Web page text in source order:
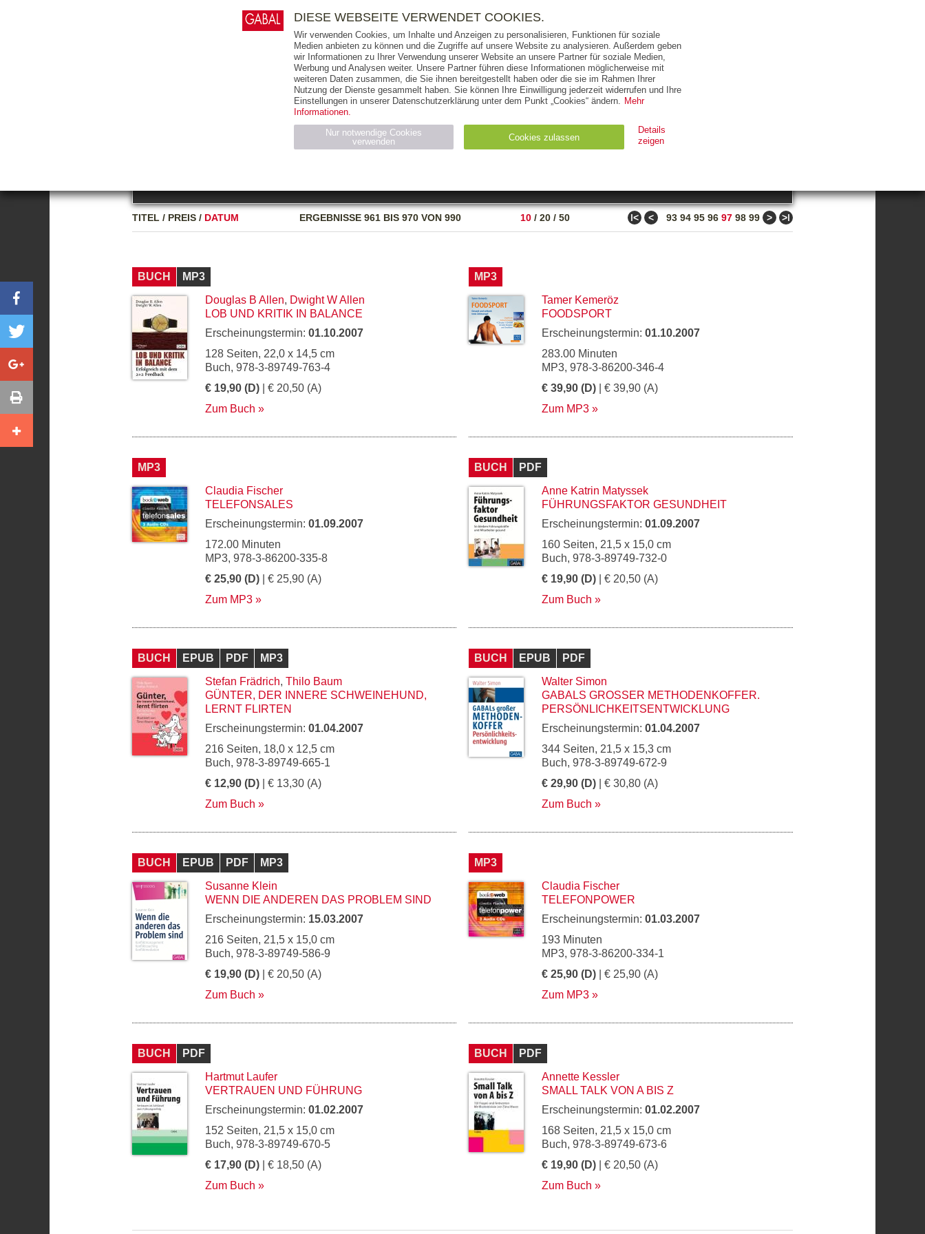
AUSGABEART AUS DER REIHE ZUM THEMA
TITEL / PREIS / DATUM ERGEBNISSE961 BIS 970 VON 990 10 / 20 / 50 ǀ< < 93 94 95 96 97 98 99 > >ǀ
BUCH
MP3
Douglas B Allen, Dwight W Allen
LOB UND KRITIK IN BALANCE
Erscheinungstermin: 01.10.2007
128 Seiten, 22,0 x 14,5 cm
Buch, 978-3-89749-763-4
€ 19,90 (D) | € 20,50 (A)
Zum Buch
MP3
Tamer Kemeröz
FOODSPORT
Erscheinungstermin: 01.10.2007
283.00 Minuten
MP3, 978-3-86200-346-4
€ 39,90 (D) | € 39,90 (A)
Zum MP3
MP3
Claudia Fischer
TELEFONSALES
Erscheinungstermin: 01.09.2007
172.00 Minuten
MP3, 978-3-86200-335-8
€ 25,90 (D) | € 25,90 (A)
Zum MP3
BUCH
PDF
Anne Katrin Matyssek
FÜHRUNGSFAKTOR GESUNDHEIT
Erscheinungstermin: 01.09.2007
160 Seiten, 21,5 x 15,0 cm
Buch, 978-3-89749-732-0
€ 19,90 (D) | € 20,50 (A)
Zum Buch
BUCH EPUB PDF
MP3
Stefan Frädrich, Thilo Baum
GÜNTER, DER INNERE SCHWEINEHUND,
LERNT FLIRTEN
Erscheinungstermin: 01.04.2007
216 Seiten, 18,0 x 12,5 cm
Buch, 978-3-89749-665-1
€ 12,90 (D) | € 13,30 (A)
Zum Buch
BUCH EPUB
PDF
Walter Simon
GABALS GROSSER METHODENKOFFER. P
ERSÖNLICHKEITSENTWICKLUNG
Erscheinungstermin: 01.04.2007
344 Seiten, 21,5 x 15,3 cm
Buch, 978-3-89749-672-9
€ 29,90 (D) | € 30,80 (A)
Zum Buch
BUCH EPUB PDF
MP3
Susanne Klein
WENN DIE ANDEREN DAS PROBLEM SIND
Erscheinungstermin: 15.03.2007
216 Seiten, 21,5 x 15,0 cm
Buch, 978-3-89749-586-9
€ 19,90 (D) | € 20,50 (A)
Zum Buch
MP3
Claudia Fischer
TELEFONPOWER
Erscheinungstermin: 01.03.2007
193 Minuten
MP3, 978-3-86200-334-1
€ 25,90 (D) | € 25,90 (A)
Zum MP3
BUCH
PDF
Hartmut Laufer
VERTRAUEN UND FÜHRUNG
Erscheinungstermin: 01.02.2007
152 Seiten, 21,5 x 15,0 cm
Buch, 978-3-89749-670-5
€ 17,90 (D) | € 18,50 (A)
Zum Buch
BUCH
PDF
Annette Kessler
SMALL TALK VON A BIS Z
Erscheinungstermin: 01.02.2007
168 Seiten, 21,5 x 15,0 cm
Buch, 978-3-89749-673-6
€ 19,90 (D) | € 20,50 (A)
Zum Buch
E-BOOKS AUDIO-CDS MP3 NON-BOOKS
THEMEN AUTOREN VERLAG
RIGHTS PRESSE HANDEL FÜR UNTERNEHMEN
DIESE WEBSEITE VERWENDET COOKIES.
Wir verwenden Cookies, um Inhalte und Anzeigen zu personalisieren, Funktionen für soziale
Medien anbieten zu können und die Zugriffe auf unsere Website zu analysieren. Außerdem geben
wir Informationen zu Ihrer Verwendung unserer Website an unsere Partner für soziale Medien,
Werbung und Analysen weiter. Unsere Partner führen diese Informationen möglicherweise mit
weiteren Daten zusammen, die Sie ihnen bereitgestellt haben oder die sie im Rahmen Ihrer
Nutzung der Dienste gesammelt haben. Sie können Ihre Einwilligung jederzeit widerrufen und Ihre
Einstellungen in unserer Datenschutzerklärung unter dem Punkt „Cookies“ ändern. Mehr
Informationen.
Nur notwendige Cookies
verwenden
Cookies zulassen
Details
zeigen
Name Anbieter Zweck Ablauf
Typ
CMS_SESSION_ID
gabal-
Wird für die Speicherung der Benutzer-Session verwendet Session HTTP